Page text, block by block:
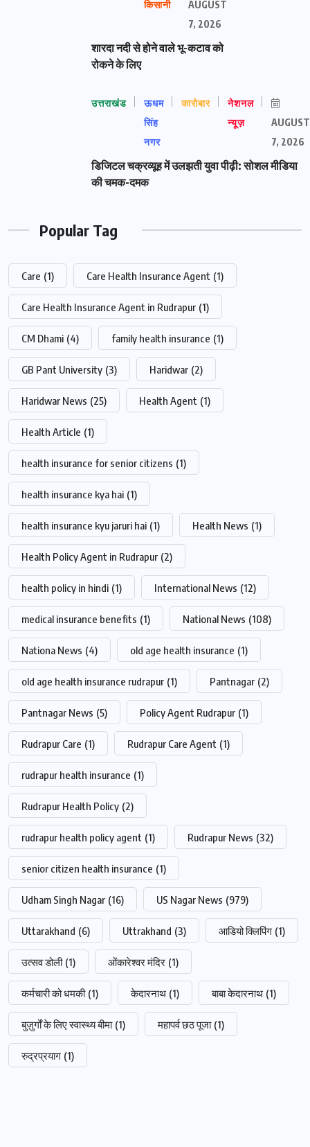
किसानी
AUGUST
7, 2026
शारदा नदी से होने वाले भू-कटाव को
रोकने के लिए
उत्तराखंड
ऊधम
सिंह
नगर
कारोबार
नेशनल
न्यूज़
AUGUST
7, 2026
डिजिटल चक्रव्यूह में उलझती युवा पीढ़ी: सोशल मीडिया
की चमक-दमक
Popular Tag
Care (1) Care Health Insurance Agent (1)
Care Health Insurance Agent in Rudrapur (1)
CM Dhami (4) family health insurance (1)
GB Pant University (3) Haridwar (2)
Haridwar News (25) Health Agent (1)
Health Article (1)
health insurance for senior citizens (1)
health insurance kya hai (1)
health insurance kyu jaruri hai (1) Health News (1)
Health Policy Agent in Rudrapur (2)
health policy in hindi (1) International News (12)
medical insurance benefits (1) National News (108)
Nationa News (4) old age health insurance (1)
old age health insurance rudrapur (1) Pantnagar (2)
Pantnagar News (5) Policy Agent Rudrapur (1)
Rudrapur Care (1) Rudrapur Care Agent (1)
rudrapur health insurance (1)
Rudrapur Health Policy (2)
rudrapur health policy agent (1) Rudrapur News (32)
senior citizen health insurance (1)
Udham Singh Nagar (16) US Nagar News (979)
Uttarakhand (6) Uttrakhand (3) आडियो क्लिपिंग (1)
उत्सव डोली (1) ओंकारेश्वर मंदिर (1)
कर्मचारी को धमकी (1) केदारनाथ (1) बाबा केदारनाथ (1)
बुज़ुर्गों के लिए स्वास्थ्य बीमा (1) महापर्व छठ पूजा (1)
रुद्रप्रयाग (1)